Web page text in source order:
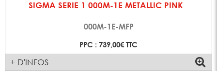
SIGMA SERIE 1 000M-1E METALLIC PINK
000M-1E-MFP
PPC : 739,00€ TTC
+ D'INFOS